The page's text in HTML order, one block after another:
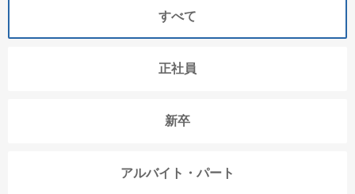
すべて
正社員
新卒
アルバイト・パート